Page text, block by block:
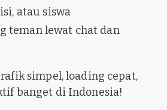
atau siswa
teman lewat chat dan
simpel, loading cepat,
banget di Indonesia!